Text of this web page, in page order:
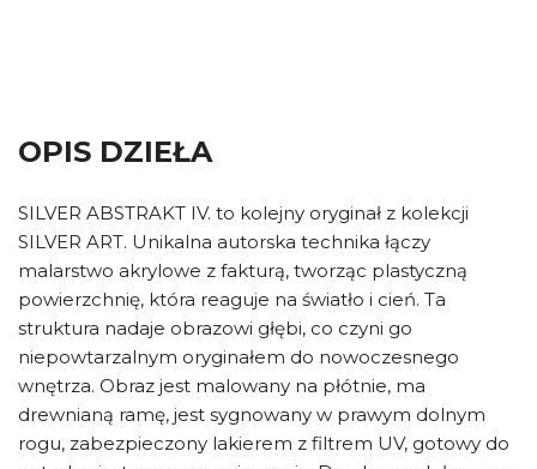
OPIS DZIEŁA
SILVER ABSTRAKT IV. to kolejny oryginał z kolekcji
SILVER ART. Unikalna autorska technika łączy
malarstwo akrylowe z fakturą, tworząc plastyczną
powierzchnię, która reaguje na światło i cień. Ta
struktura nadaje obrazowi głębi, co czyni go
niepowtarzalnym oryginałem do nowoczesnego
wnętrza. Obraz jest malowany na płótnie, ma
drewnianą ramę, jest sygnowany w prawym dolnym
rogu, zabezpieczony lakierem z filtrem UV, gotowy do